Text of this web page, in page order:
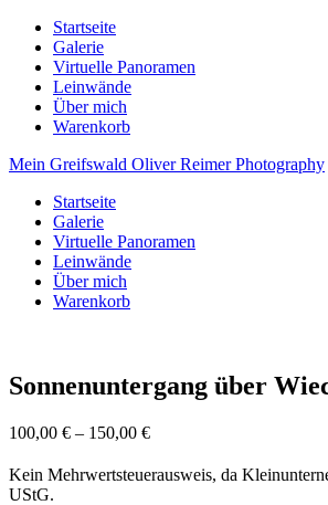
Startseite
Galerie
Virtuelle Panoramen
Leinwände
Über mich
Warenkorb
Mein Greifswald Oliver Reimer Photography
Startseite
Galerie
Virtuelle Panoramen
Leinwände
Über mich
Warenkorb
Sonnenuntergang über
100,00 € – 150,00 €
Kein Mehrwertsteuerausweis, da
UStG.